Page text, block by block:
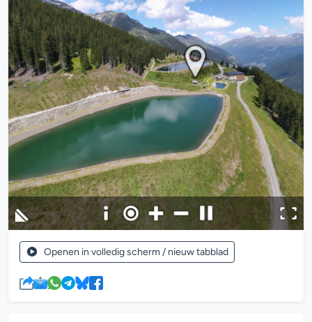
Openen in volledig scherm / nieuw tabblad